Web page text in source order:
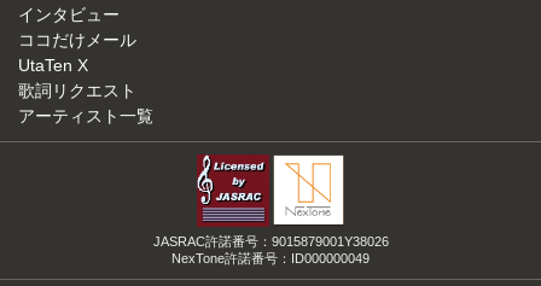
インタビュー
ココだけメール
UtaTen X
歌詞リクエスト
アーティスト一覧
JASRAC許諾番号：9015879001Y38026
NexTone許諾番号：ID000000049